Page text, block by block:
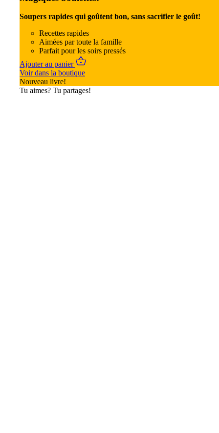
Soupers rapides qui goûtent bon, sans sacrifier le goût!
Recettes rapides
Aimées par toute la famille
Parfait pour les soirs pressés
Ajouter au panier
Voir dans la boutique
Nouveau livre!
Tu aimes? Tu partages!